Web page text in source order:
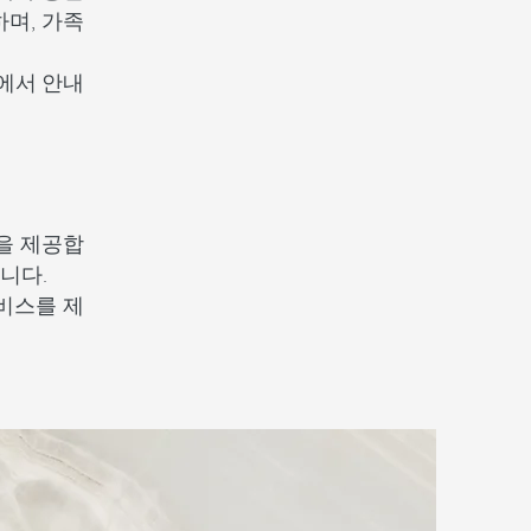
며, 가족
서 안내
제공합
다.
스를 제